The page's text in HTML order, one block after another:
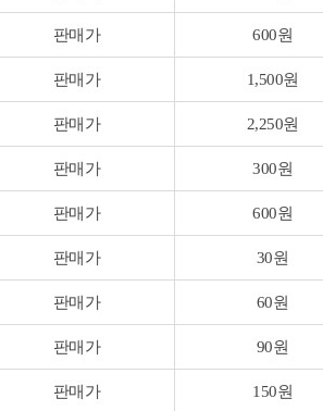
판매가 600원
판매가 1,500원
판매가 2,250원
판매가 300원
판매가 600원
판매가 30원
판매가 60원
판매가 90원
판매가 150원